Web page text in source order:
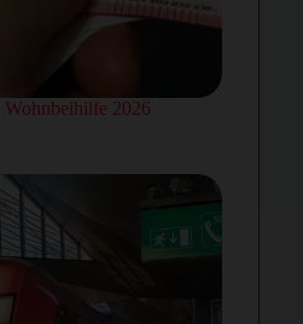
2026